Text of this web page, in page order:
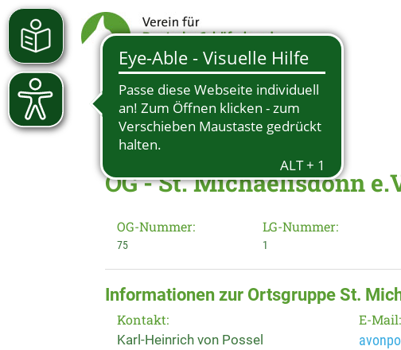
OG - St. Michaelisdonn
OG-Nummer:
75
LG-Nummer:
1
Informationen zur Ortsgruppe St.
Kontakt:
Karl-Heinrich von Possel
E-Mail: